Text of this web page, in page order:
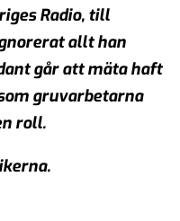
Radio, till
allt han
går att mäta haft
gruvarbetarna
roll.